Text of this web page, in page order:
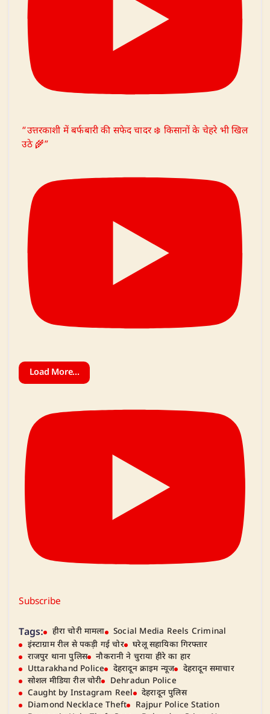
“उत्तरकाशी में बर्फबारी की सफेद चादर ❄️ किसानों के चेहरे भी खिल
उठे 🌾”
Load More...
Subscribe
Tags: हीरा चोरी मामला
Social Media Reels Criminal
इंस्टाग्राम रील से पकड़ी गई चोर
घरेलू सहायिका गिरफ्तार
राजपुर थाना पुलिस
नौकरानी ने चुराया हीरे का हार
Uttarakhand Police
देहरादून क्राइम न्यूज
देहरादून समाचार
सोशल मीडिया रील चोरी
Dehradun Police
Caught by Instagram Reel
देहरादून पुलिस
Diamond Necklace Theft
Rajpur Police Station